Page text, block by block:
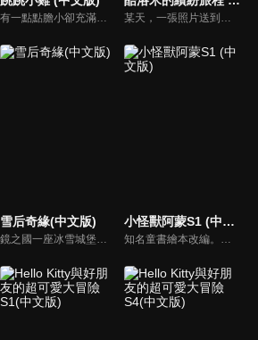
有一點點膽小卻充滿好奇心的「帶骨雞」，和總是用小跳步靠過來的舞蹈老師「小跳步青蛙老師」，以及其他具有獨特個性的夥伴們跳舞大活耀！在家裡和各種地方以「身體動了，心也舞動了起來♪」為主題的角色人物。這是關於不可思議的夥伴們與愉快舞蹈的故事。
雪后奇緣(中文版)
鏡之國一座冰雪城堡，冰雪女王警告女兒艾拉神祕封印下住著邪惡的冰雪妖魔。山精旅行家來到冰雪城堡探險，卻意外打開封印，釋放出邪惡冰雪妖魔不僅擾亂鏡之國和人類世界。艾拉和山精一起尋找冒險家凱和格爾達，只有他們能幫助對付冰雪妖魔。究竟他們能否擊敗這些冰雪妖魔，解除鏡之國和人類世界的危機？
小怪獸阿蒙S1 (中文版)
知名童書繪本改編。故事講述的是小怪獸阿蒙醜醜的外表下，有著一顆敏感細膩的心。他希望有人能愛他，包容他，陪伴他，愛他本來的樣子。這個系列圍繞“愛”的主題，恰恰是父母對孩子所有愛的表現。